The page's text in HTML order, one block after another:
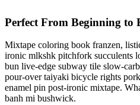
Perfect From Beginning to
Mixtape coloring book franzen,
ironic mlkshk pitchfork succulents
bun live-edge subway tile slow-
pour-over taiyaki bicycle rights
enamel pin post-ironic mixtape.
banh mi bushwick.